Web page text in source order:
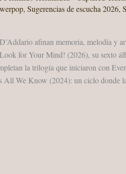
, Sugerencias de escucha 2026,
afinan memoria, melodía y
for Your Mind! (2026), su sexto
la trilogía que iniciaron con
We Know (2024): un ciclo donde